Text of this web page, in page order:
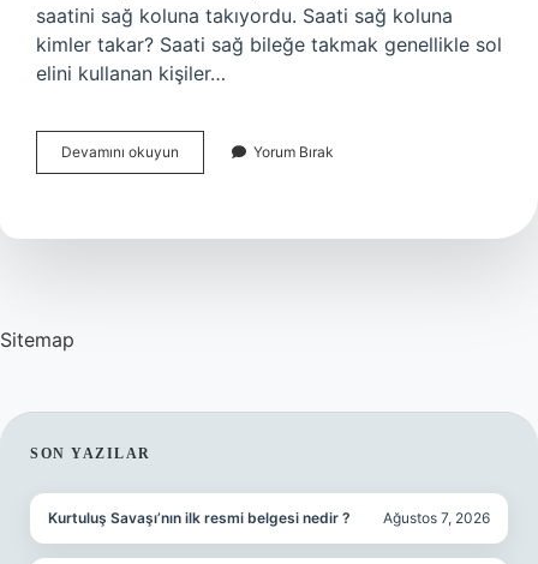
saatini sağ koluna takıyordu. Saati sağ koluna
kimler takar? Saati sağ bileğe takmak genellikle sol
elini kullanan kişiler…
Devamını okuyun
Saat
Takılır
Yorum Bırak
Sitemap
SIDEBAR
SON YAZILAR
Kurtuluş Savaşı’nın ilk resmi belgesi nedir ? Ağustos 7, 2026